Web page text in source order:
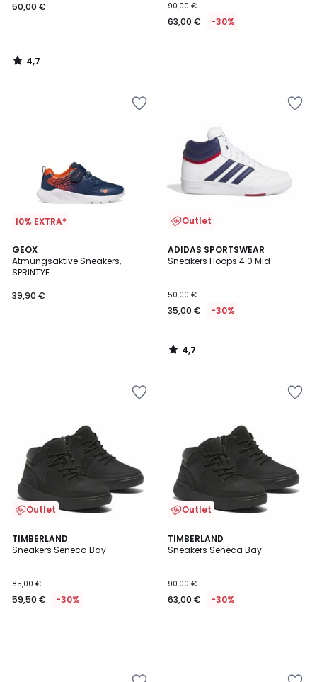
50,00 €
4,7
/
90,00 €
63,00 € -30%
10% EXTRA*
GEOX
Atmungsaktive Sneakers,
SPRINTYE
39,90 €
Outlet
ADIDAS SPORTSWEAR
Sneakers Hoops 4.0 Mid
50,00 €
35,00 € -30%
4,7
/ 5
4,7
/
Outlet
TIMBERLAND
Sneakers Seneca Bay
85,00 €
59,50 € -30%
Outlet
TIMBERLAND
Sneakers Seneca Bay
90,00 €
63,00 € -30%